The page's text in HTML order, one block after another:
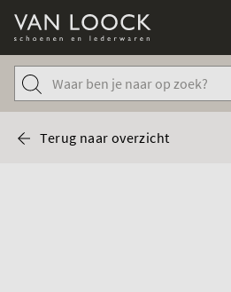
Terug naar overzicht